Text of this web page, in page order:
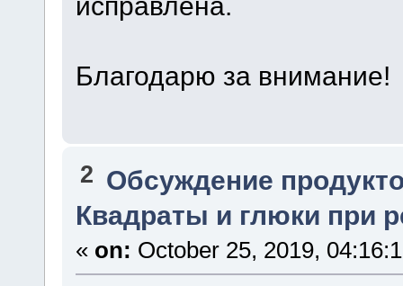
Благодарю за внимание!
2 Обсуждение
Квадраты и глюки при
« on: October 25, 2019,